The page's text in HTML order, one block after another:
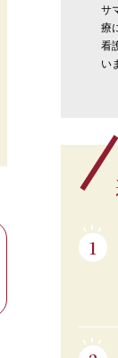
サ
療
看
い